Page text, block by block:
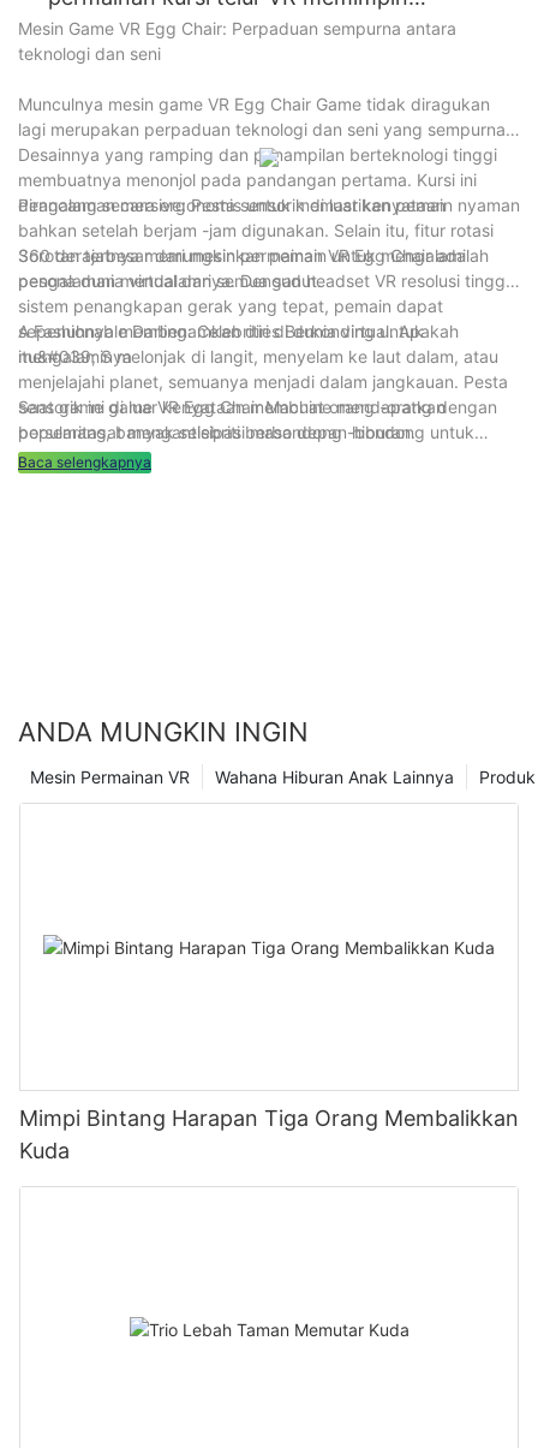
meningkat 50%, dan efek aktivitasnya jauh melebihi harapan.
lintas pejalan kaki dan interaktivitas, mesin penembakan bola
basket tidak diragukan lagi merupakan pilihan yang ideal.
gelombang mode
Mesin Game VR Egg Chair: Perpaduan sempurna antara
teknologi dan seni
Munculnya mesin game VR Egg Chair Game tidak diragukan
lagi merupakan perpaduan teknologi dan seni yang sempurna.
Desainnya yang ramping dan penampilan berteknologi tinggi
membuatnya menonjol pada pandangan pertama. Kursi ini
dirancang secara ergonomis untuk memastikan pemain nyaman
bahkan setelah berjam -jam digunakan. Selain itu, fitur rotasi
360 derajatnya memungkinkan pemain untuk mengalami
pesona dunia virtual dari semua sudut.
Pengalaman mersive: Pesta sensorik di luar kenyataan
Sorotan terbesar dari mesin permainan VR Egg Chair adalah
pengalaman mendalamnya. Dengan headset VR resolusi tinggi
sistem penangkapan gerak yang tepat, pemain dapat
sepenuhnya membenamkan diri di dunia virtual. Apakah
itu&#039; S melonjak di langit, menyelam ke laut dalam, atau
menjelajahi planet, semuanya menjadi dalam jangkauan. Pesta
sensorik ini di luar kenyataan membuat orang -orang dengan
bersemangat mengantisipasi masa depan hiburan.
A Fashionable Darling: Celebrities Berkonding untuk
mengalaminya
Saat game game VR Egg Chair Machine mendapatkan
popularitas, banyak selebriti berbondong -bondong untuk
mengalaminya. Bintang film terkenal membagikan video
Baca selengkapnya
ANDA MUNGKIN INGIN
Wahana Hiburan Anak Lainnya
Mesin Permainan VR
Mimpi Bintang Harapan Tiga Orang Membalikkan
Kuda